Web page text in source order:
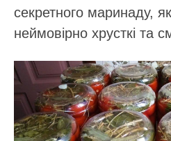
секретного маринаду,
неймовірно хрусткі та